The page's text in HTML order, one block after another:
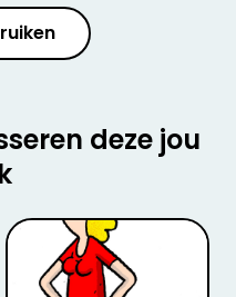
deze jou